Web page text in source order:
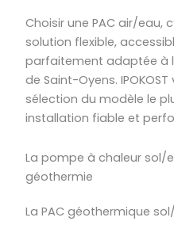
Choisir une PAC air/eau,
solution flexible,
parfaitement adaptée à
de Saint-Oyens.
sélection du modèle le
installation fiable et
La pompe à chaleur sol/
géothermie
La PAC géothermique